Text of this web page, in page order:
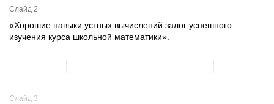
Слайд 2
«Хорошие навыки устных вычислений залог успешного
изучения курса школьной математики».
Слайд 3